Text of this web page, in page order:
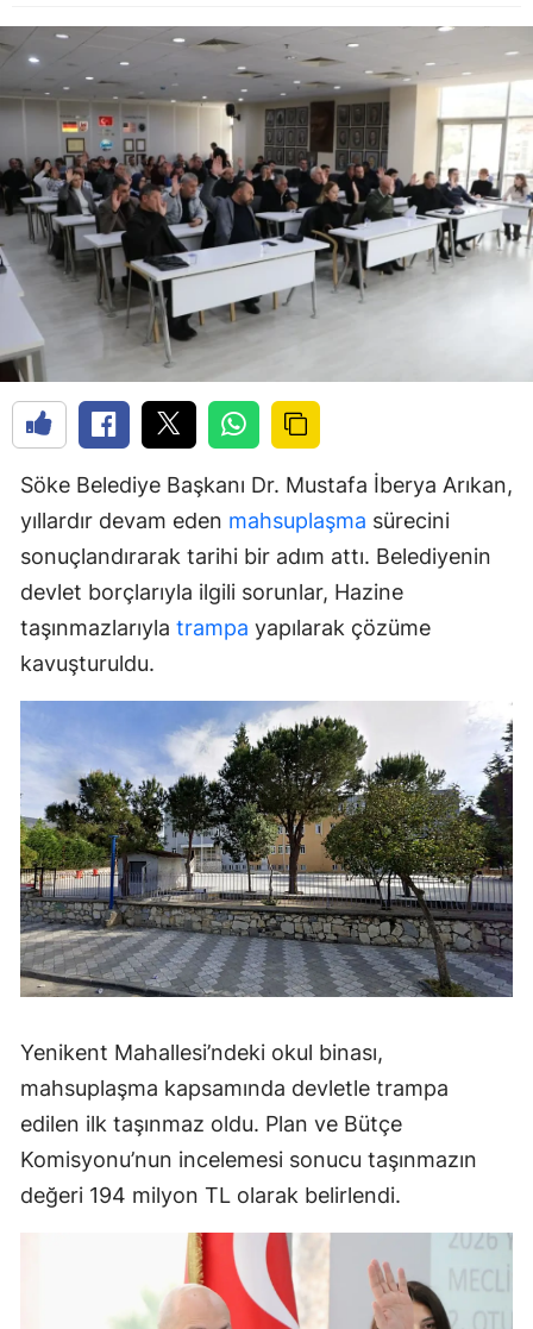
Söke Belediye Başkanı Dr. Mustafa İberya Arıkan,
yıllardır devam eden mahsuplaşma sürecini
sonuçlandırarak tarihi bir adım attı. Belediyenin
devlet borçlarıyla ilgili sorunlar, Hazine
taşınmazlarıyla trampa yapılarak çözüme
kavuşturuldu.
Yenikent Mahallesi’ndeki okul binası,
mahsuplaşma kapsamında devletle trampa
edilen ilk taşınmaz oldu. Plan ve Bütçe
Komisyonu’nun incelemesi sonucu taşınmazın
değeri 194 milyon TL olarak belirlendi.